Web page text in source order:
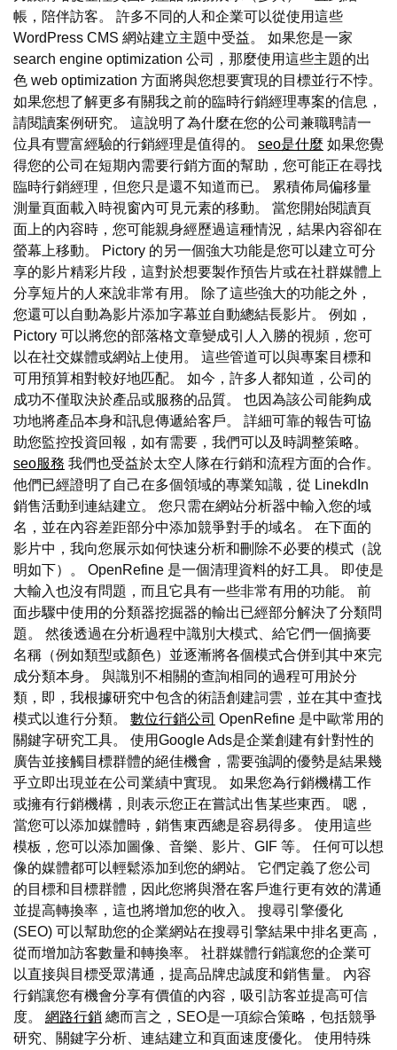
帳，陪伴訪客。 許多不同的人和企業可以從使用這些
WordPress CMS 網站建立主題中受益。 如果您是一家
search engine optimization 公司，那麼使用這些主題的出
色 web optimization 方面將與您想要實現的目標並行不悖。
如果您想了解更多有關我之前的臨時行銷經理專案的信息，
請閱讀案例研究。 這說明了為什麼在您的公司兼職聘請一
位具有豐富經驗的行銷經理是值得的。 seo是什麼 如果您覺
得您的公司在短期內需要行銷方面的幫助，您可能正在尋找
臨時行銷經理，但您只是還不知道而已。 累積佈局偏移量
測量頁面載入時視窗內可見元素的移動。 當您開始閱讀頁
面上的內容時，您可能親身經歷過這種情況，結果內容卻在
螢幕上移動。 Pictory 的另一個強大功能是您可以建立可分
享的影片精彩片段，這對於想要製作預告片或在社群媒體上
分享短片的人來說非常有用。 除了這些強大的功能之外，
您還可以自動為影片添加字幕並自動總結長影片。 例如，
Pictory 可以將您的部落格文章變成引人入勝的視頻，您可
以在社交媒體或網站上使用。 這些管道可以與專案目標和
可用預算相對較好地匹配。 如今，許多人都知道，公司的
成功不僅取決於產品或服務的品質。 也因為該公司能夠成
功地將產品本身和訊息傳遞給客戶。 詳細可靠的報告可協
助您監控投資回報，如有需要，我們可以及時調整策略。
seo服務 我們也受益於太空人隊在行銷和流程方面的合作。
他們已經證明了自己在多個領域的專業知識，從 LinekdIn
銷售活動到連結建立。 您只需在網站分析器中輸入您的域
名，並在內容差距部分中添加競爭對手的域名。 在下面的
影片中，我向您展示如何快速分析和刪除不必要的模式（說
明如下）。 OpenRefine 是一個清理資料的好工具。 即使是
大輸入也沒有問題，而且它具有一些非常有用的功能。 前
面步驟中使用的分類器挖掘器的輸出已經部分解決了分類問
題。 然後透過在分析過程中識別大模式、給它們一個摘要
名稱（例如類型或顏色）並逐漸將各個模式合併到其中來完
成分類本身。 與識別不相關的查詢相同的過程可用於分
類，即，我根據研究中包含的術語創建詞雲，並在其中查找
模式以進行分類。 數位行銷公司 OpenRefine 是中歐常用的
關鍵字研究工具。 使用Google Ads是企業創建有針對性的
廣告並接觸目標群體的絕佳機會，需要強調的優勢是結果幾
乎立即出現並在公司業績中實現。 如果您為行銷機構工作
或擁有行銷機構，則表示您正在嘗試出售某些東西。 嗯，
當您可以添加媒體時，銷售東西總是容易得多。 使用這些
模板，您可以添加圖像、音樂、影片、GIF 等。 任何可以想
像的媒體都可以輕鬆添加到您的網站。 它們定義了您公司
的目標和目標群體，因此您將與潛在客戶進行更有效的溝通
並提高轉換率，這也將增加您的收入。 搜尋引擎優化
(SEO) 可以幫助您的企業網站在搜尋引擎結果中排名更高，
從而增加訪客數量和轉換率。 社群媒體行銷讓您的企業可
以直接與目標受眾溝通，提高品牌忠誠度和銷售量。 內容
行銷讓您有機會分享有價值的內容，吸引訪客並提高可信
度。 網路行銷 總而言之，SEO是一項綜合策略，包括競爭
研究、關鍵字分析、連結建立和頁面速度優化。 使用特殊